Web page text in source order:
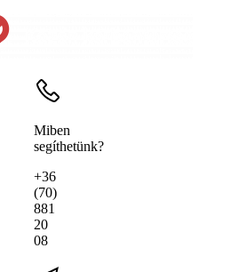
Miben
segíthetünk?
+36
(70)
881
20
08